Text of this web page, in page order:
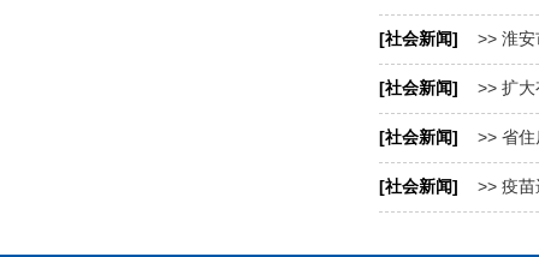
[社会新闻] >> 淮安
[社会新闻] >> 扩大
[社会新闻] >> 省
[社会新闻] >> 疫